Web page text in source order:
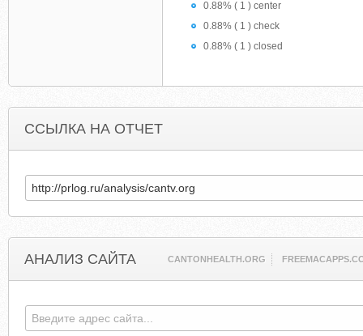
0.88% ( 1 ) center
0.88% ( 1 ) check
0.88% ( 1 ) closed
ССЫЛКА НА ОТЧЕТ
АНАЛИЗ САЙТА CANTONHEALTH.ORG